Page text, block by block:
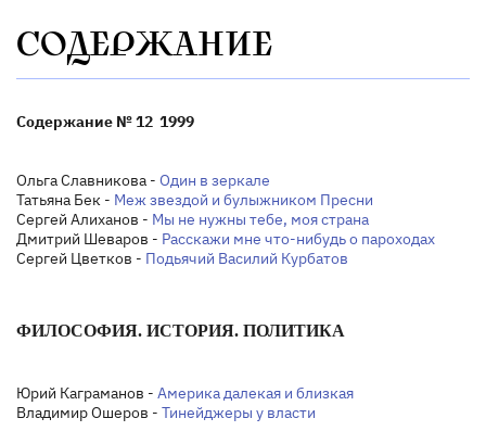
СОДЕРЖАНИЕ
Содержание № 12 1999
Ольга Славникова - Один в зеркале
Татьяна Бек - Меж звездой и булыжником Пресни
Сергей Алиханов - Мы не нужны тебе, моя страна
Дмитрий Шеваров - Расскажи мне что-нибудь о пароходах
Сергей Цветков - Подьячий Василий Курбатов
ФИЛОСОФИЯ. ИСТОРИЯ. ПОЛИТИКА
Юрий Каграманов - Америка далекая и близкая
Владимир Ошеров - Тинейджеры у власти